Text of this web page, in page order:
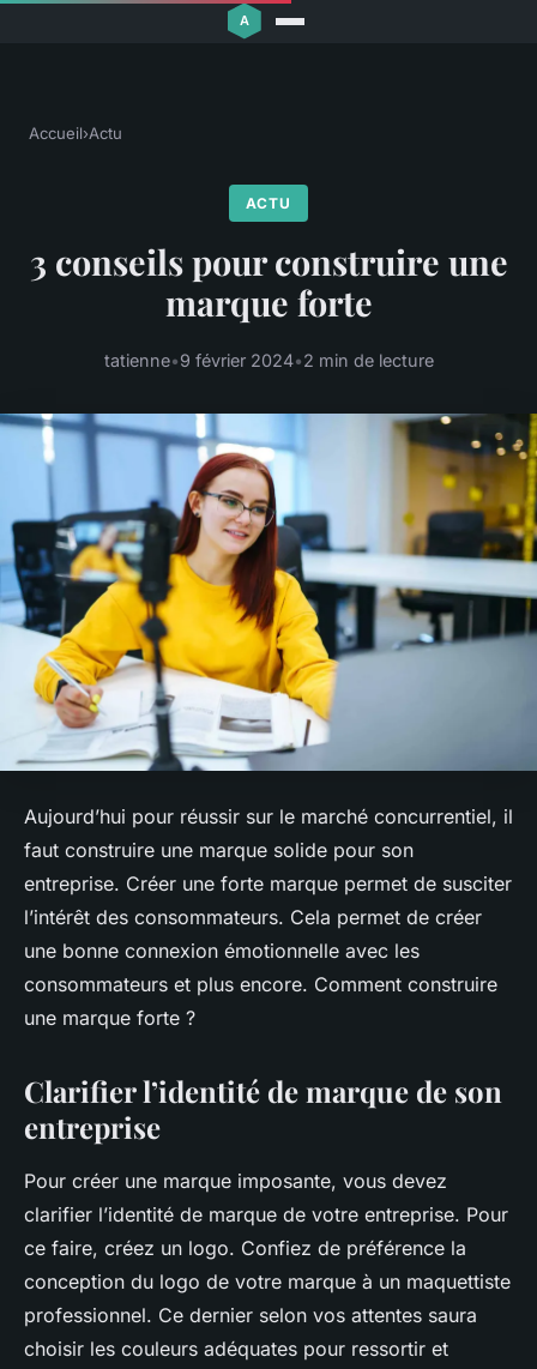
Accueil›Actu
ACTU
3 conseils pour construire une
marque forte
tatienne•9 février 2024•2 min de lecture
Aujourd’hui pour réussir sur le marché concurrentiel, il
faut construire une marque solide pour son
entreprise. Créer une forte marque permet de susciter
l’intérêt des consommateurs. Cela permet de créer
une bonne connexion émotionnelle avec les
consommateurs et plus encore. Comment construire
une marque forte ?
Clarifier l’identité de marque de son
entreprise
Pour créer une marque imposante, vous devez
clarifier l’identité de marque de votre entreprise. Pour
ce faire, créez un logo. Confiez de préférence la
conception du logo de votre marque à un maquettiste
professionnel. Ce dernier selon vos attentes saura
choisir les couleurs adéquates pour ressortir et